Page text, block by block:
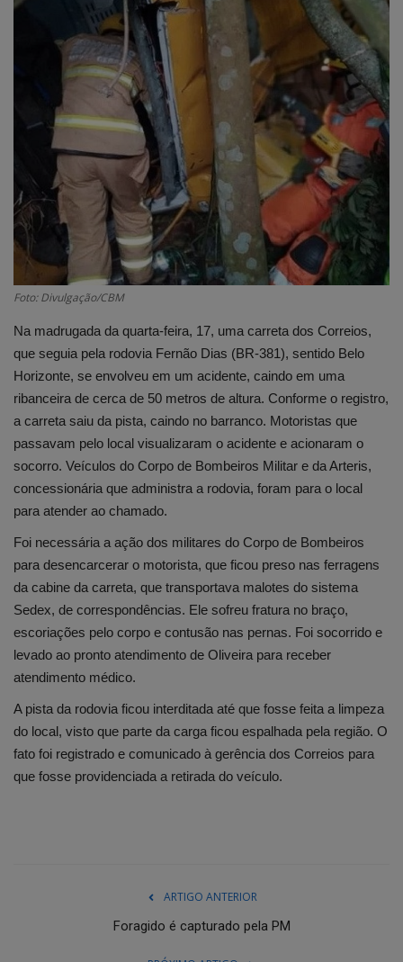
Edições em PDF
Foto: Divulgação/CBM
Na madrugada da quarta-feira, 17, uma carreta dos Correios,
que seguia pela rodovia Fernão Dias (BR-381), sentido Belo
Horizonte, se envolveu em um acidente, caindo em uma
ribanceira de cerca de 50 metros de altura. Conforme o registro,
a carreta saiu da pista, caindo no barranco. Motoristas que
passavam pelo local visualizaram o acidente e acionaram o
socorro. Veículos do Corpo de Bombeiros Militar e da Arteris,
concessionária que administra a rodovia, foram para o local
para atender ao chamado.
Foi necessária a ação dos militares do Corpo de Bombeiros
para desencarcerar o motorista, que ficou preso nas ferragens
da cabine da carreta, que transportava malotes do sistema
Sedex, de correspondências. Ele sofreu fratura no braço,
escoriações pelo corpo e contusão nas pernas. Foi socorrido e
levado ao pronto atendimento de Oliveira para receber
atendimento médico.
A pista da rodovia ficou interditada até que fosse feita a limpeza
do local, visto que parte da carga ficou espalhada pela região. O
fato foi registrado e comunicado à gerência dos Correios para
que fosse providenciada a retirada do veículo.
ARTIGO ANTERIOR
Foragido é capturado pela PM